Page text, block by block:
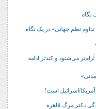
نگاه
نظم جهانی» در یک نگاه
می‌شنود و کندتر ادامه
دکتر مرگ قاهره